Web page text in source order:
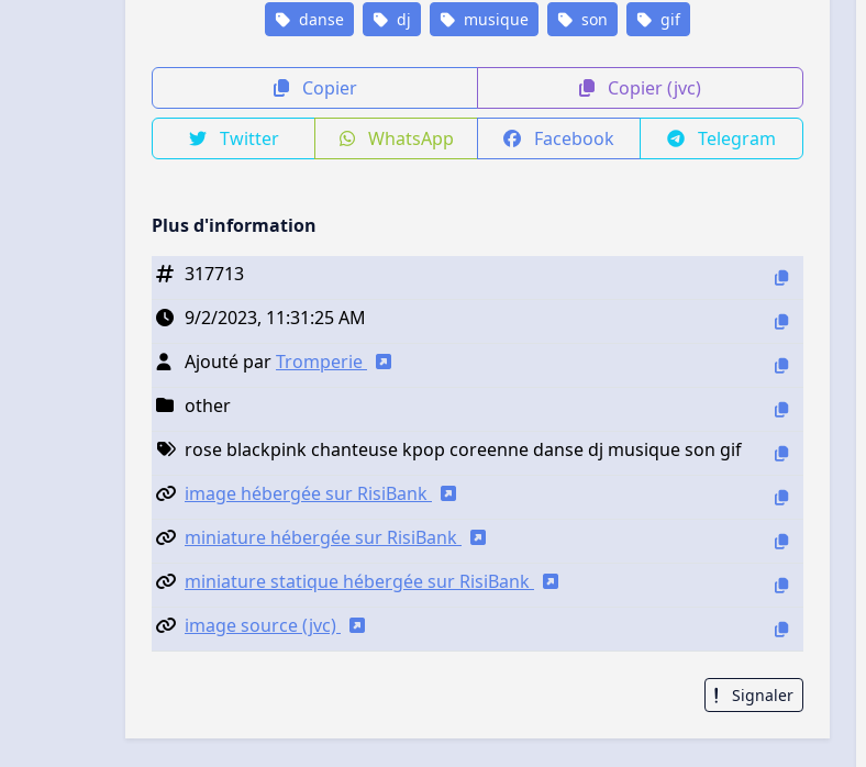
danse dj musique son gif
Copier Copier (jvc)
Twitter WhatsApp Facebook Telegram
Plus d'information
317713
9/2/2023, 11:31:25 AM
Ajouté parTromperie
other
rose blackpink chanteuse kpop coreenne danse dj musique son gif
image hébergée sur RisiBank
miniature hébergée sur RisiBank
miniature statique hébergée sur RisiBank
image source (jvc)
Signaler